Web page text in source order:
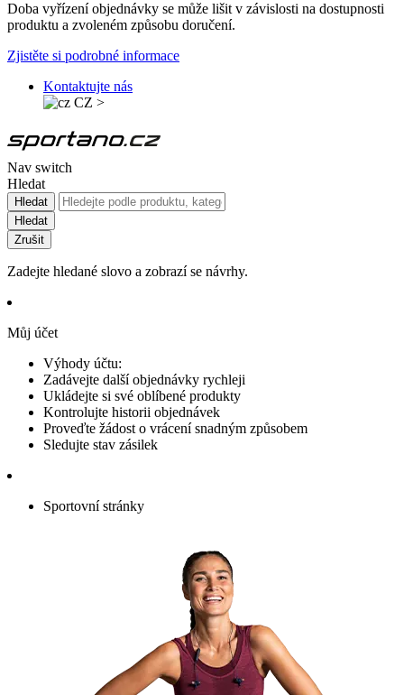
Doba vyřízení objednávky se může lišit v závislosti na dostupnosti
produktu a zvoleném způsobu doručení.
Zjistěte si podrobné informace
Kontaktujte nás
CZ >
Nav switch
Hledat
Hledat
Hledat
Zrušit
Zadejte hledané slovo a zobrazí se návrhy.
Můj účet
Výhody účtu:
Zadávejte další objednávky rychleji
Ukládejte si své oblíbené produkty
Kontrolujte historii objednávek
Proveďte žádost o vrácení snadným způsobem
Sledujte stav zásilek
Sportovní stránky